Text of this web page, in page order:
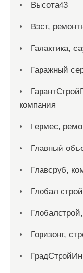
Высота43
Вэст,
Галактика,
Гаражный
компания
Гермес,
Главный
Главсруб,
Глобал
Горизонт,